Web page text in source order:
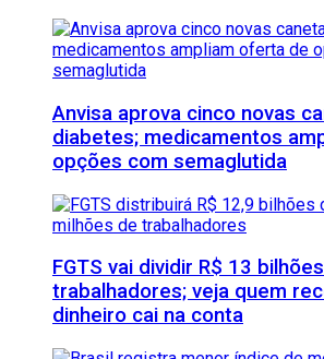
Anvisa aprova cinco novas
diabetes; medicamentos
opções com semaglutida
FGTS vai dividir R$ 13
trabalhadores; veja quem
dinheiro cai na conta